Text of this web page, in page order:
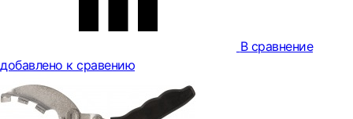
В сравнение
добавлено к сравению